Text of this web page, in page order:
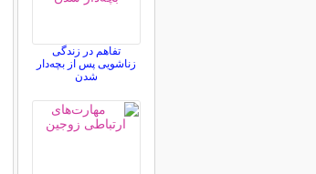
تفاهم در زندگی
زناشویی پس از بچه‌دار
شدن